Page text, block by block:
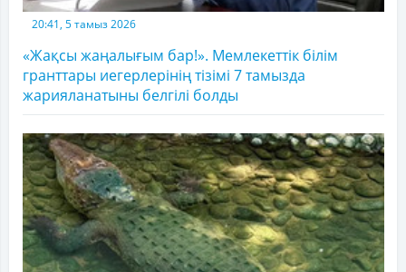
20:41, 5 тамыз 2026
«Жақсы жаңалығым бар!». Мемлекеттік білім
гранттары иегерлерінің тізімі 7 тамызда
жарияланатыны белгілі болды